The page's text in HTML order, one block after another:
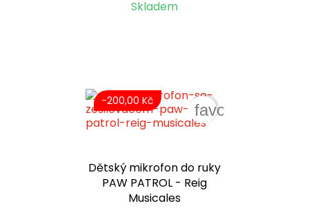
Skladem
Dětský mikrofon do ruky
PAW PATROL - Reig
Musicales
-200,00 Kč
favorite_border